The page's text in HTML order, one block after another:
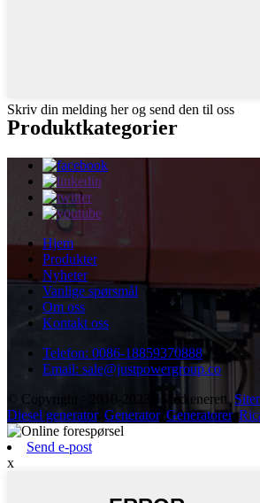
Skriv din melding her og send den til oss
Produktkategorier
Hjem
Produkter
Nyheter
Vanlige spørsmål
Om oss
Kontakt oss
Telefon: 0086-18859370888
Email: sale@justpowergroup.co
© Copyright - 2010-2023 : Med enerett.
Diesel generator, Generator, Generatorer,
Send e-post
x